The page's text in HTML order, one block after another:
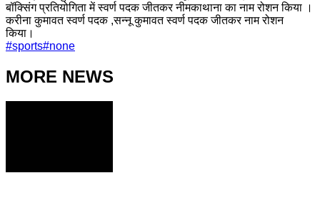
बॉक्सिंग प्रतियोगिता में स्वर्ण पदक जीतकर नीमकाथाना का नाम रोशन किया ।
करीना कुमावत स्वर्ण पदक ,सन्नू कुमावत स्वर्ण पदक जीतकर नाम रोशन
किया।
#sports#none
MORE NEWS